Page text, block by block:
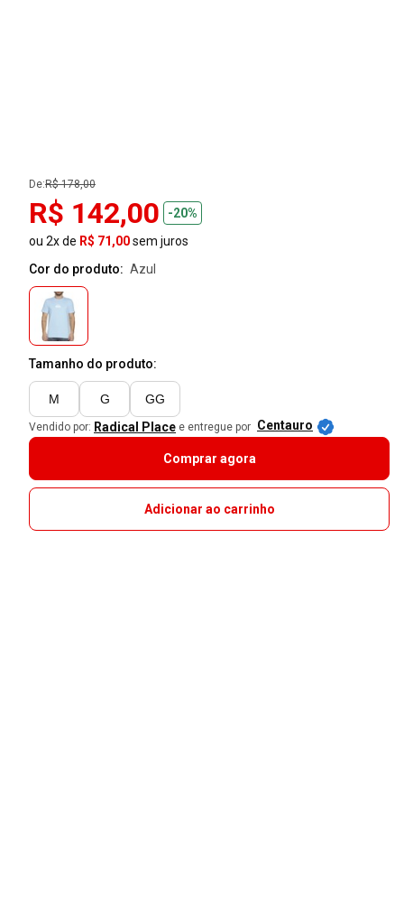
De:R$ 178,00
R$ 142,00
-20%
ou 2x de R$ 71,00sem juros
Cor do produto:
azul
Tamanho do produto:
M G GG
Vendido por: Radical Place e entregue por Centauro
Comprar agora
Adicionar ao carrinho